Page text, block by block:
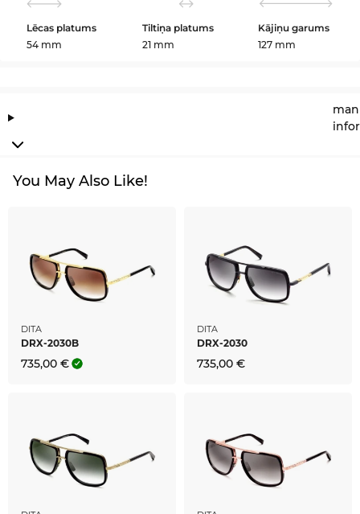
Lēcas platums
54 mm
Tiltiņa platums
21 mm
Kājiņu garums
127 mm
You May Also Like!
DITA
DRX-2030B
735,00 €
DITA
DRX-2030
735,00 €